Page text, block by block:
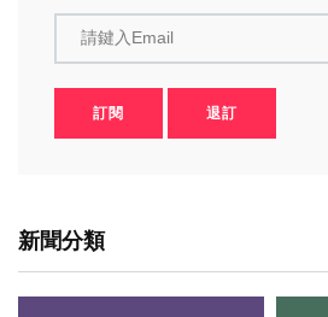
請鍵入Email
訂閱 退訂
新聞分類